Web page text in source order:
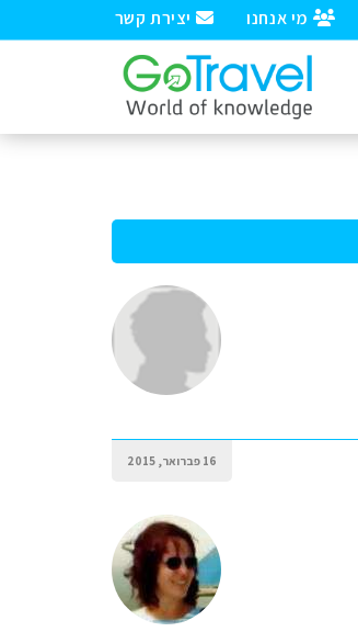
יצירת קשר מי אנחנו
16 פברואר, 2015